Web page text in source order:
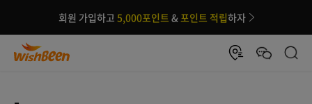
회원 가입하고 5,000포인트 &포인트 적립하자